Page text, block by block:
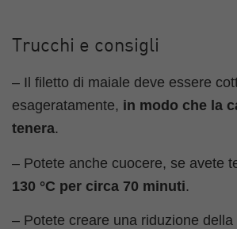
Trucchi e consigli
– Il filetto di maiale deve essere
esageratamente, in modo che la
tenera.
– Potete anche cuocere, se avete
130 °C per circa 70 minuti.
– Potete creare una riduzione